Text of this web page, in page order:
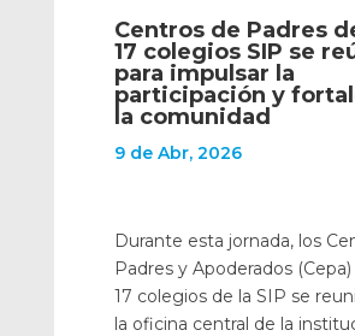
Centros de Padres
17 colegios SIP se
para impulsar la
participación y
la comunidad
9 de Abr, 2026
Durante esta jornada, los
Padres y Apoderados
17 colegios de la SIP se
la oficina central de la